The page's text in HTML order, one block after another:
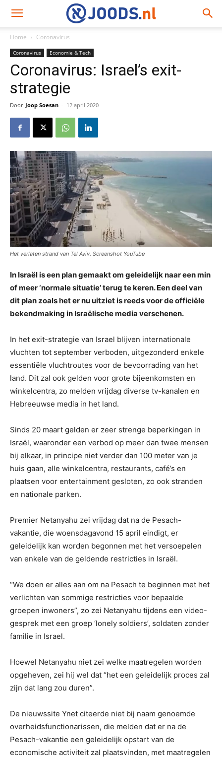
Home Coronavirus
Coronavirus Economie & Tech
Coronavirus: Israel’s exit-
strategie
Door Joop Soesan - 12 april 2020
Het verlaten strand van Tel Aviv. Screenshot YouTube
In Israël is een plan gemaakt om geleidelijk naar een min
of meer ‘normale situatie’ terug te keren. Een deel van
dit plan zoals het er nu uitziet is reeds voor de officiële
bekendmaking in Israëlische media verschenen.
In het exit-strategie van Israel blijven internationale
vluchten tot september verboden, uitgezonderd enkele
essentiële vluchtroutes voor de bevoorrading van het
land. Dit zal ook gelden voor grote bijeenkomsten en
winkelcentra, zo melden vrijdag diverse tv-kanalen en
Hebreeuwse media in het land.
Sinds 20 maart gelden er zeer strenge beperkingen in
Israël, waaronder een verbod op meer dan twee mensen
bij elkaar, in principe niet verder dan 100 meter van je
huis gaan, alle winkelcentra, restaurants, café’s en
plaatsen voor entertainment gesloten, zo ook stranden
en nationale parken.
Premier Netanyahu zei vrijdag dat na de Pesach-
vakantie, die woensdagavond 15 april eindigt, er
geleidelijk kan worden begonnen met het versoepelen
van enkele van de geldende restricties in Israël.
“We doen er alles aan om na Pesach te beginnen met het
verlichten van sommige restricties voor bepaalde
groepen inwoners”, zo zei Netanyahu tijdens een video-
gesprek met een groep ‘lonely soldiers’, soldaten zonder
familie in Israel.
Hoewel Netanyahu niet zei welke maatregelen worden
opgeheven, zei hij wel dat “het een geleidelijk proces zal
zijn dat lang zou duren”.
De nieuwssite Ynet citeerde niet bij naam genoemde
overheidsfunctionarissen, die melden dat er na de
Pesach-vakantie een geleidelijk opstart van de
economische activiteit zal plaatsvinden, met maatregelen